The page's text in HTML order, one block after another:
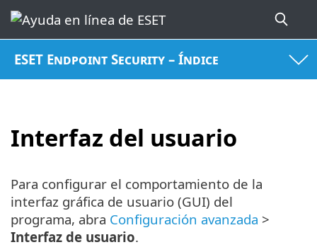
ESET Endpoint Security – Índice
Interfaz del usuario
Para configurar el comportamiento de la
interfaz gráfica de usuario (GUI) del
programa, abra Configuración avanzada >
Interfaz de usuario.